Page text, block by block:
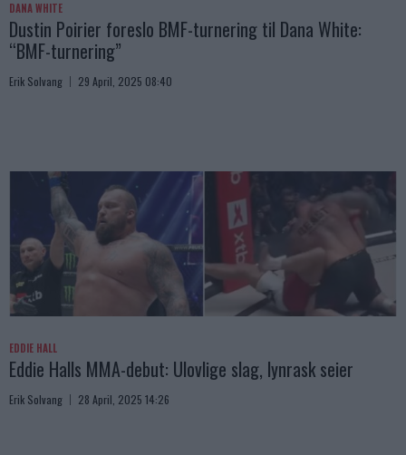
DANA WHITE
Dustin Poirier foreslo BMF-turnering til Dana White:
“BMF-turnering”
Erik Solvang 29 April, 2025 08:40
EDDIE HALL
Eddie Halls MMA-debut: Ulovlige slag, lynrask seier
Erik Solvang 28 April, 2025 14:26